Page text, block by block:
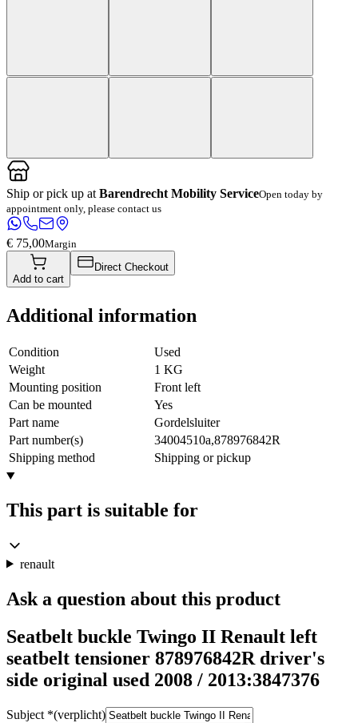
Ship or pick up at Barendrecht Mobility ServiceOpen today by
appointment only, please contact us
€ 75,00Margin
Add to cart
Direct Checkout
Additional information
Condition
Used
Weight
1 KG
Mounting position
Front left
Can be mounted
Yes
Part name
Gordelsluiter
Part number(s)
34004510a,878976842R
Shipping method
Shipping or pickup
This part is suitable for
renault
Ask a question about this product
Seatbelt buckle Twingo II Renault left
seatbelt tensioner 878976842R driver's
side original used 2008 / 2013:3847376
Subject *(verplicht)